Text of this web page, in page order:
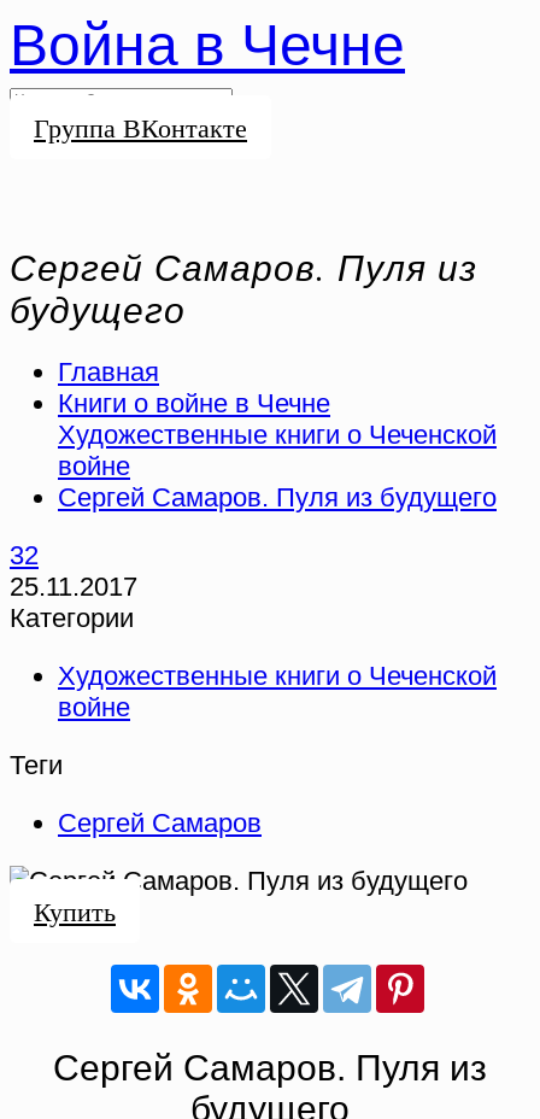
Война в Чечне
Группа ВКонтакте
Сергей Самаров. Пуля из
будущего
Главная
Книги о войне в Чечне
Художественные книги о Чеченской
войне
Сергей Самаров. Пуля из будущего
32
25.11.2017
Категории
Художественные книги о Чеченской
войне
Теги
Сергей Самаров
Купить
Сергей Самаров. Пуля из
будущего